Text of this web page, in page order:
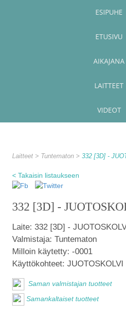
ESIPUHE
ETUSIVU
AIKAJANA
LAITTEET
VIDEOT
Laitteet Tuntematon 332 [3D] -
< Takaisin listaukseen
332 [3D] -
Laite: 332 [3D] -
Valmistaja: Tuntematon
Milloin käytetty: -0001
Käyttökohteet: JUOTOSKOLVI
Saman valmistajan tuotteet
Samankaltaiset tuotteet